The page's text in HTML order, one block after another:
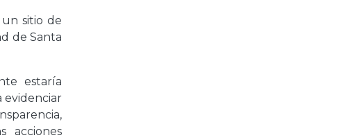
sitio de
de Santa
estaría
evidenciar
acciones